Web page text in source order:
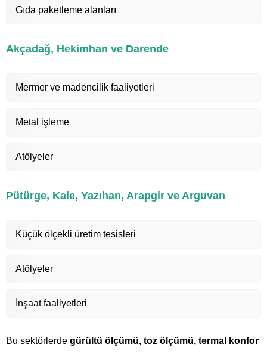
Gıda paketleme alanları
Akçadağ, Hekimhan ve Darende
Mermer ve madencilik faaliyetleri
Metal işleme
Atölyeler
Pütürge, Kale, Yazıhan, Arapgir ve Arguvan
Küçük ölçekli üretim tesisleri
Atölyeler
İnşaat faaliyetleri
Bu sektörlerde gürültü ölçümü, toz ölçümü, termal konfor